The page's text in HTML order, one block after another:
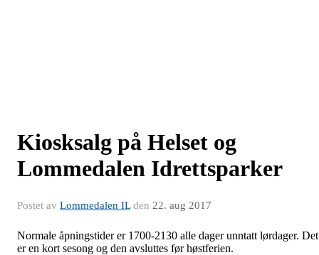
Kiosksalg på Helset og
Lommedalen Idrettsparker
Postet av Lommedalen ILden 22. aug 2017
Normale åpningstider er 1700-2130 alle dager unntatt lørdager. Det
er en kort sesong og den avsluttes før høstferien.